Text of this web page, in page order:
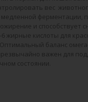
вес
ферментации,
и способствует
жирные кислоты для
баланс
важен для
состоянии.